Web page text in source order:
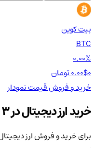
بیت کوین
BTC
0.00%
0.00$
خرید و فروشقیمتنمودار
خرید ارز دیجیتال در 3 مرحله ساده
برای خرید و فروش ارز